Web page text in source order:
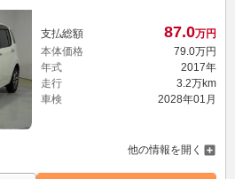
支払総額 87.0万円
本体価格
79.0万円
年式
2017年
走行
3.2万km
車検
2028年01月
他の情報を開く